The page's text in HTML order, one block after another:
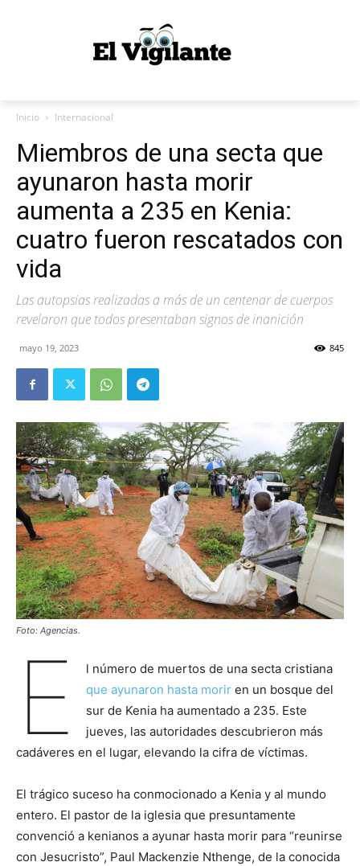
Inicio Internacional
Miembros de una secta que
ayunaron hasta morir
aumenta a 235 en Kenia:
cuatro fueron rescatados con
vida
Las autopsias realizadas a más de un centenar de cuerpos
revelaron que todos presentaban signos de inanición
mayo 19, 2023 845
Foto: Agencias.
E
l número de muertos de una secta cristiana
que ayunaron hasta moriren un bosque del
sur de Kenia ha aumentado a 235. Este
jueves, las autoridades descubrieron más
cadáveres en el lugar, elevando la cifra de víctimas.
El trágico suceso ha conmocionado a Kenia y al mundo
entero. El pastor de la iglesia que presuntamente
convenció a kenianos a ayunar hasta morir para “reunirse
con Jesucristo”, Paul Mackenzie Nthenge, de la conocida